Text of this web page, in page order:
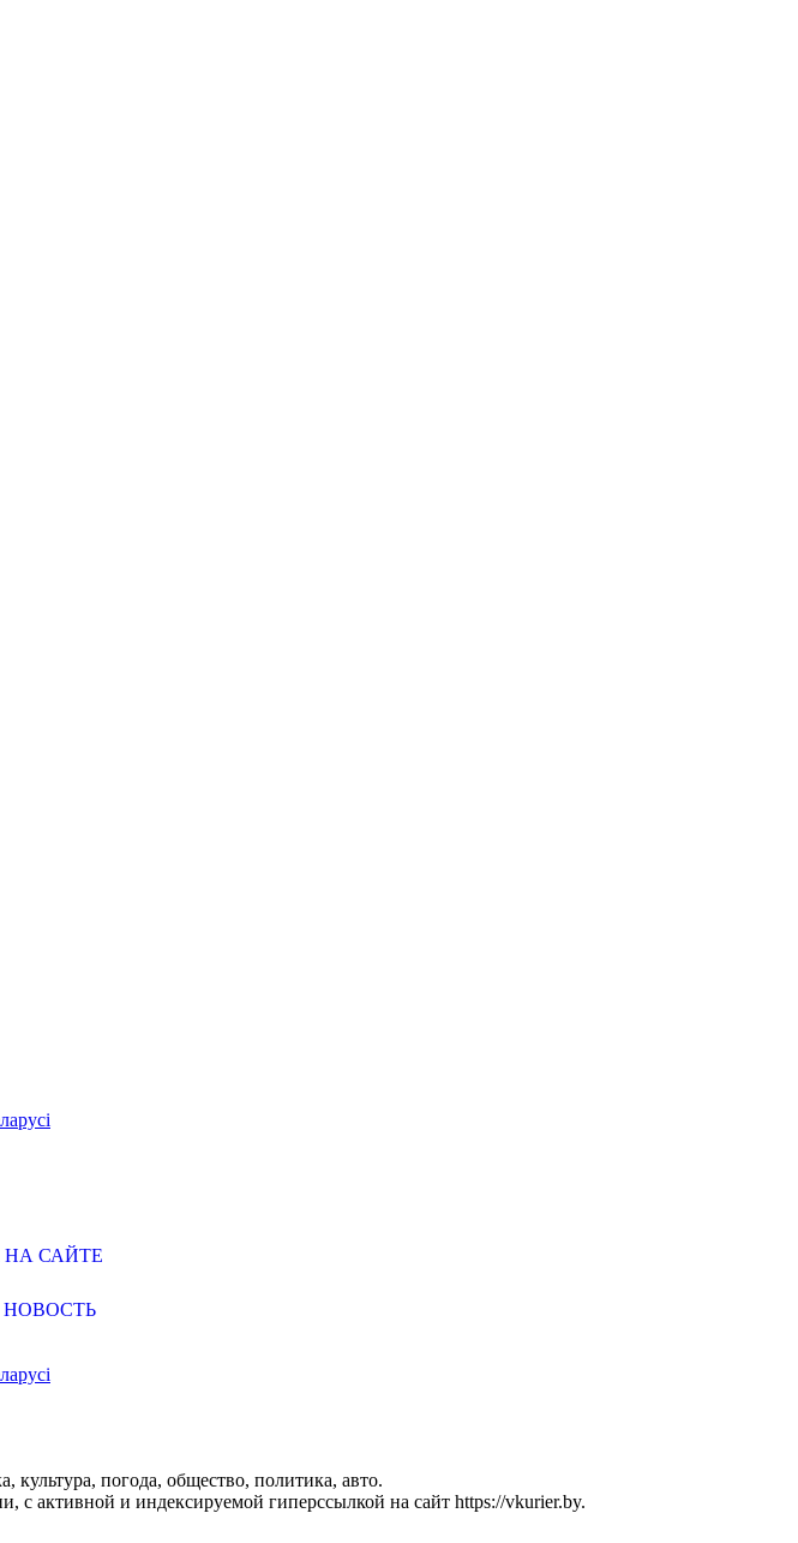
САЙТЕ
культура, погода, общество, политика, авто.
с активной и индексируемой гиперссылкой на сайт https://vkurier.by.